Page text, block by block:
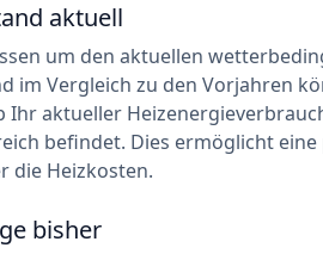
aktuell
um den aktuellen
im Vergleich zu den Vorjahren
Ihr aktueller
befindet. Dies ermöglicht eine
die Heizkosten.
bisher